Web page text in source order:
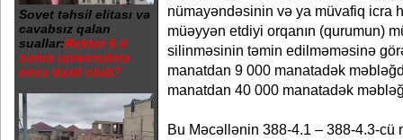
Sovet təhsil elitası və
cavabsız qalan
suallar:Rektor 6 il
sonra universitetə
necə daxil olub?
nümayəndəsinin və ya müvafiq icra
müəyyən etdiyi orqanın (qurumun)
silinməsinin təmin edilməməsinə
manatdan 9 000 manatadək
manatdan 40 000 manatadək
Bu Məcəllənin 388-4.1 – 388-4.3-cü